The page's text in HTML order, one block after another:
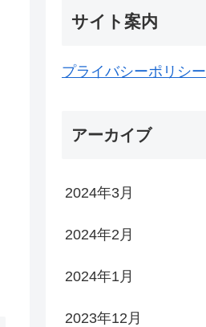
サイト案内
プライバシーポリシー
アーカイブ
2024年3月
2024年2月
2024年1月
2023年12月